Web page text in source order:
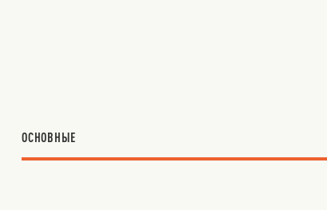
ОСНОВНЫЕ